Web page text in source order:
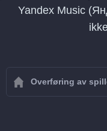
Yandex Music
Overføring av